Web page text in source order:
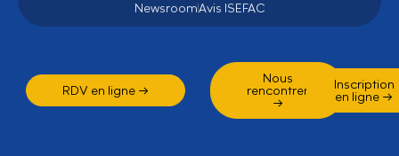
NewsroomAvis ISEFAC
RDV en ligne →
Nous
rencontrer
→
Inscription
en ligne →